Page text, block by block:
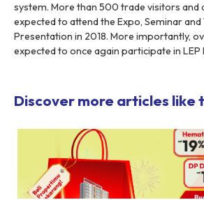
system. More than 500 trade visitors and
expected to attend the Expo, Seminar
Presentation in 2018. More importantly,
expected to once again participate in LEP
Discover more articles like